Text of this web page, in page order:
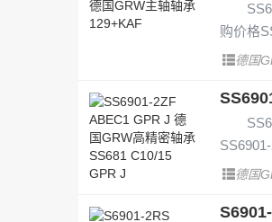
购价格
德国
德国